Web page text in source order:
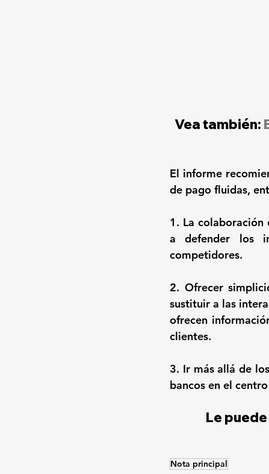
Vea también:
El informe
de pago fluidas,
1. La colaboración
a defender los
competidores.
2. Ofrecer
sustituir a las
ofrecen
clientes.
3. Ir más allá de
bancos en el
Le
Nota principal